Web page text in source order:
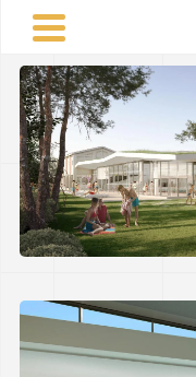
d'études
Panneau de gestion